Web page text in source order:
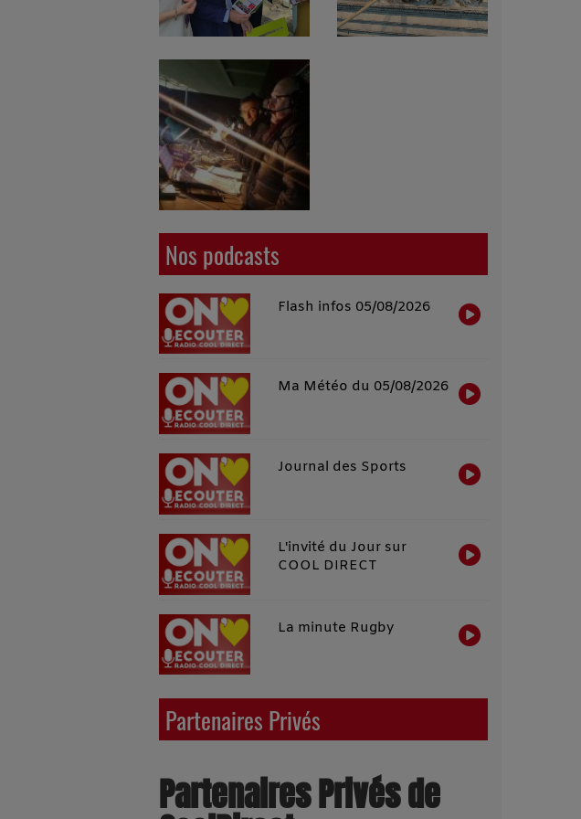
Nos podcasts
Flash infos 05/08/2026
Ma Météo du 05/08/2026
Journal des Sports
L'invité du Jour sur
COOL DIRECT
La minute Rugby
Partenaires Privés
Partenaires Privés de